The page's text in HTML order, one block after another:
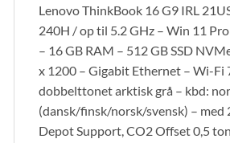
Lenovo ThinkBook 16 G9 IRL
240H / op til 5.2 GHz – Win 11
– 16 GB RAM – 512 GB SSD
x 1200 – Gigabit Ethernet – Wi-Fi
dobbelttonet arktisk grå – kbd:
(dansk/finsk/norsk/svensk) – med
Depot Support, CO2 Offset 0,5